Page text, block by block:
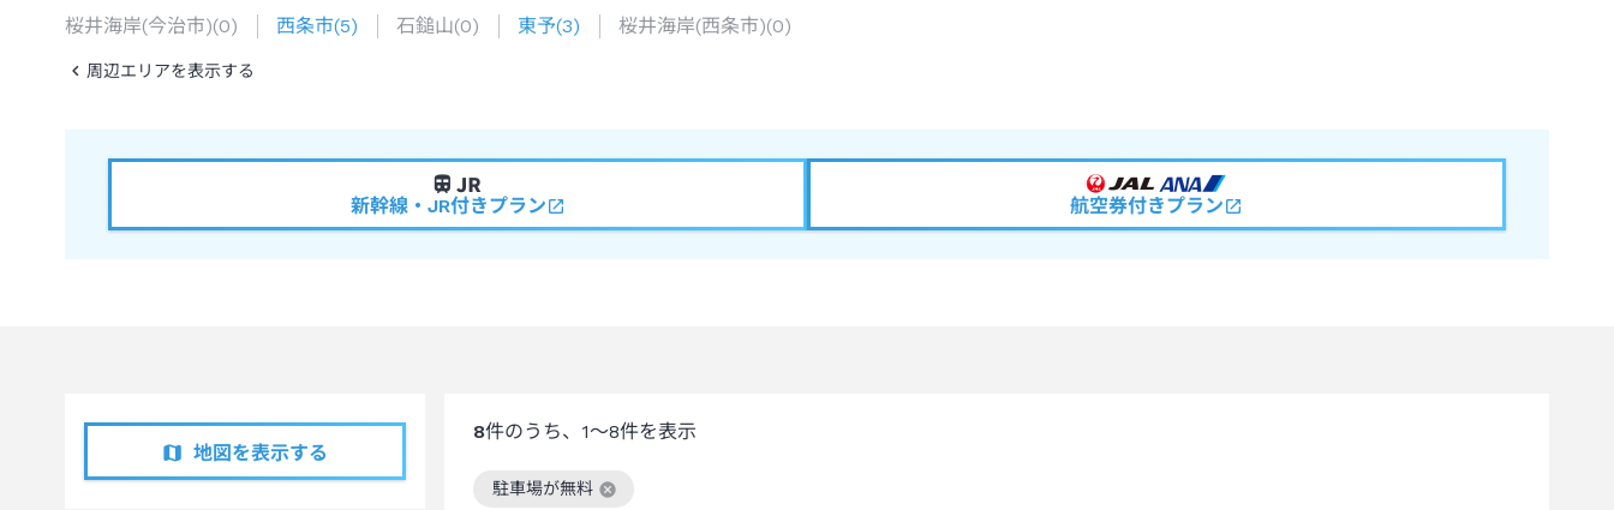
桜井海岸(今治市)(0) 西条市(5) 石鎚山(0) 東予(3) 桜井海岸(西条市)(0)
周辺エリアを表示する
新幹線・JR付きプラン 航空券付きプラン
地図を表示する
8件のうち、 1～8件を表示
駐車場が無料
この絞り込み条件を解除